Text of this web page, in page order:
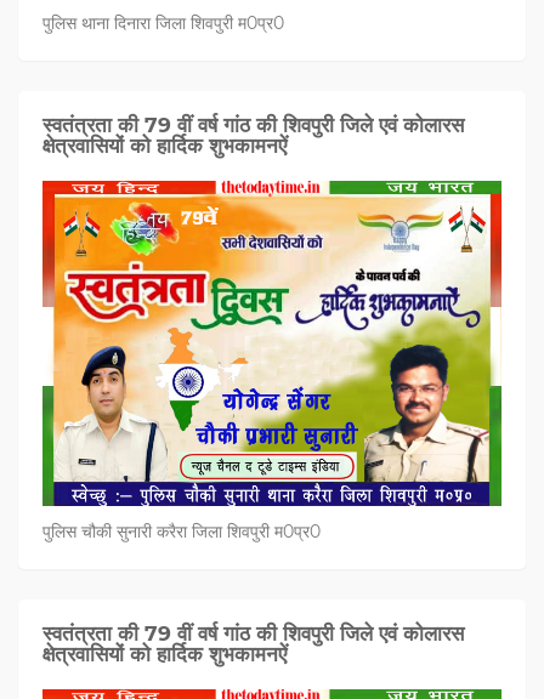
पुलिस थाना दिनारा जिला शिवपुरी म0प्र0
स्वतंत्रता की 79 वीं वर्ष गांठ की शिवपुरी जिले एवं कोलारस
क्षेत्रवासियों को हार्दिक शुभकामनऐं
पुलिस चौकी सुनारी करैरा जिला शिवपुरी म0प्र0
स्वतंत्रता की 79 वीं वर्ष गांठ की शिवपुरी जिले एवं कोलारस
क्षेत्रवासियों को हार्दिक शुभकामनऐं